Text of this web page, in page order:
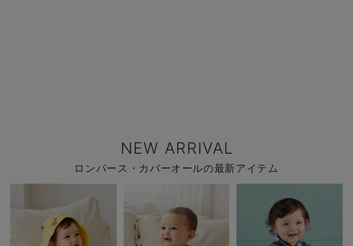
NEW ARRIVAL
ロンパース・カバーオールの最新アイテム